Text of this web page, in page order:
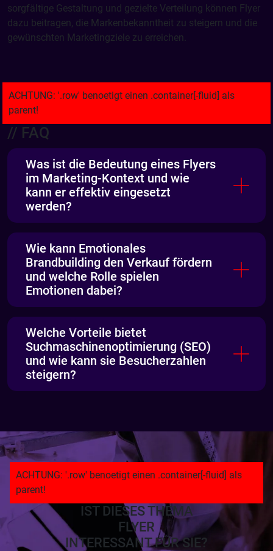
sorgfältige Gestaltung und gezielte Verteilung können Flyer
dazu beitragen, die Markenbekanntheit zu steigern und die
gewünschten Marketingziele zu erreichen.
// FAQ
Was ist die Bedeutung eines Flyers
im Marketing-Kontext und wie
kann er effektiv eingesetzt
werden?
Wie kann Emotionales
Brandbuilding den Verkauf fördern
und welche Rolle spielen
Emotionen dabei?
Welche Vorteile bietet
Suchmaschinenoptimierung (SEO)
und wie kann sie Besucherzahlen
steigern?
IST DIESES THEMA
FLYER
INTERESSANT FÜR SIE?